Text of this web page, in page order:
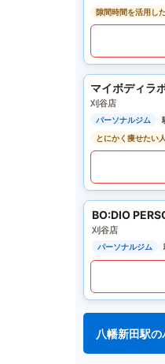
隙間時間を活用し
マイボディラ
刈谷店
パーソナルジム
とにかく痩せたい人
BO:DIO
刈谷店
パーソナルジム
八幡新田駅